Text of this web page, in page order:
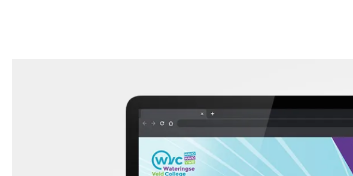
Telefoonnummer